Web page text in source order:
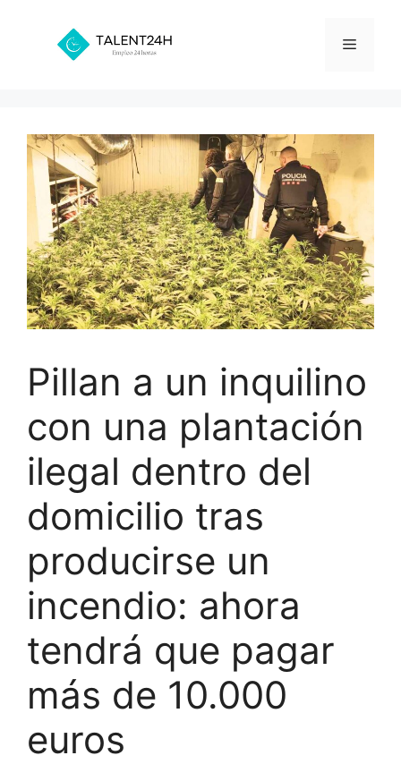
contenido
Menú
Pillan a un inquilino
con una plantación
ilegal dentro del
domicilio tras
producirse un
incendio: ahora
tendrá que pagar
más de 10.000
euros